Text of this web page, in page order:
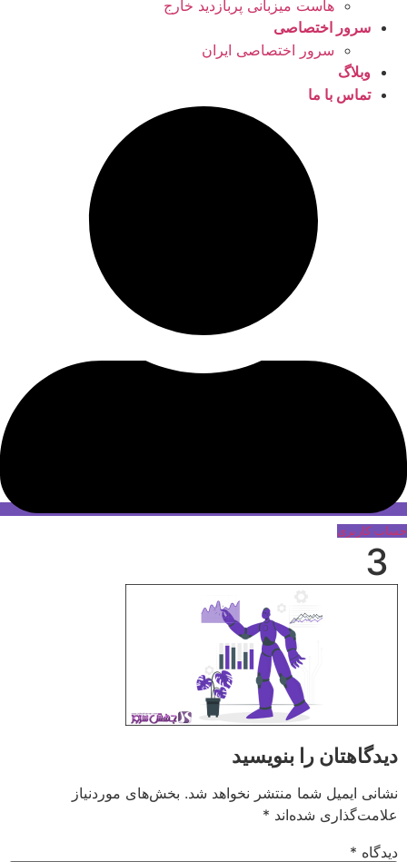
هاست میزبانی پربازدید خارج
سرور اختصاصی
سرور اختصاصی ایران
وبلاگ
تماس با ما
حساب کاربری
3
دیدگاهتان را بنویسید
نشانی ایمیل شما منتشر نخواهد شد. بخش‌های موردنیاز
علامت‌گذاری شده‌اند *
دیدگاه *